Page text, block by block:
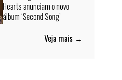
Hearts anunciam o novo
álbum ‘Second Song’
Veja mais →